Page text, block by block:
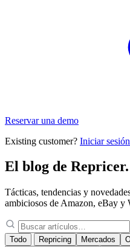
Reservar una demo
Existing customer? Iniciar
El blog de Repricer.
Tácticas, tendencias y
ambiciosos de Amazon, eBay y
Todo Repricing Mercados